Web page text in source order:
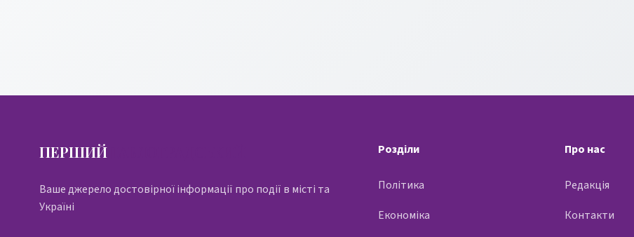
ПЕРШИЙ
Ваше джерело достовірної інформації про події в місті та
Україні
Розділи
Політика
Економіка
Про нас
Редакція
Контакти